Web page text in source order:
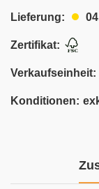
Lieferung:
Zertifikat:
Verkaufseinheit:
Konditionen: